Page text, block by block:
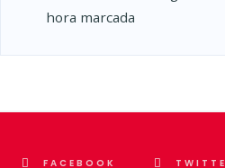
hora marcada
FACEBOOK